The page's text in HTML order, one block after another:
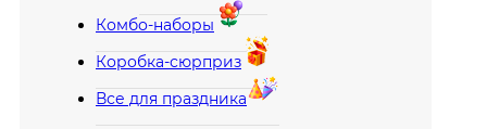
Комбо-наборы
Коробка-сюрприз
Все для праздника